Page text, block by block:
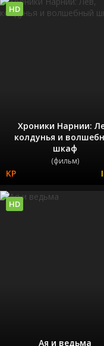
Хроники Нарнии:
колдунья и
шкаф
(фильм)
HD
Ая и ведьма
HD